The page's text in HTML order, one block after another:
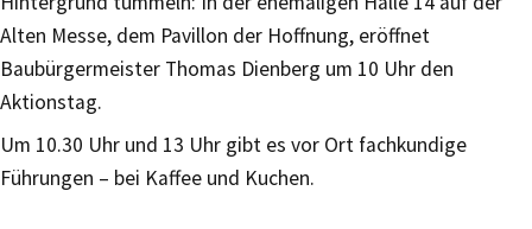
Alten Messe, dem Pavillon der Hoffnung, eröffnet
Baubürgermeister Thomas Dienberg um 10 Uhr den
Aktionstag.
Um 10.30 Uhr und 13 Uhr gibt es vor Ort fachkundige
Führungen – bei Kaffee und Kuchen.